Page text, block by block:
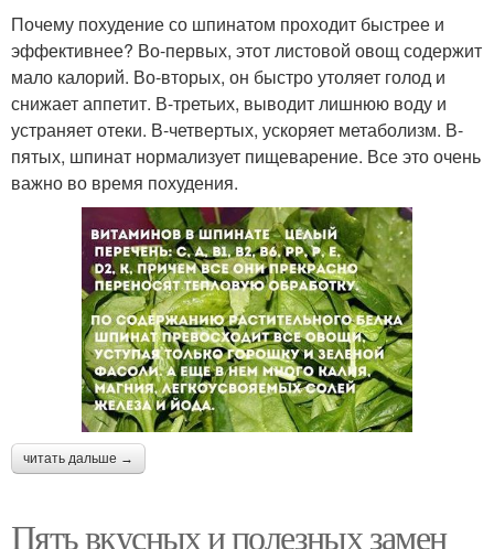
Почему похудение со шпинатом проходит быстрее и
эффективнее? Во-первых, этот листовой овощ содержит
мало калорий. Во-вторых, он быстро утоляет голод и
снижает аппетит. В-третьих, выводит лишнюю воду и
устраняет отеки. В-четвертых, ускоряет метаболизм. В-
пятых, шпинат нормализует пищеварение. Все это очень
важно во время похудения.
читать дальше →
Пять вкусных и полезных замен